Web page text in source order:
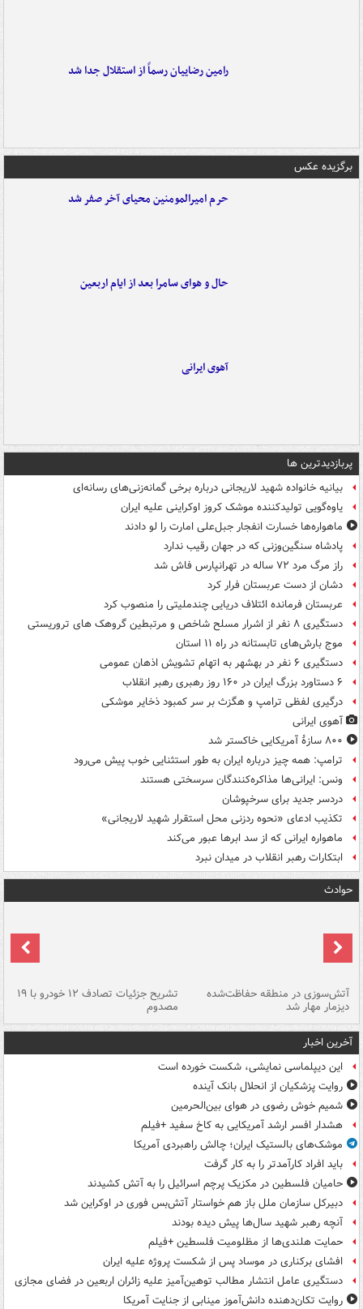
رامین رضاییان رسماً از استقلال جدا شد
برگزیده عکس
حرم امیرالمومنین محیای آخر صفر شد
حال و هوای سامرا بعد از ایام اربعین
آهوی ایرانی
پربازدیدترین ها
بیانیه خانواده شهید لاریجانی درباره برخی گمانه‌زنی‌های رسانه‌ای
یاوه‌گویی تولیدکننده موشک کروز اوکراینی علیه ایران
ماهواره‌ها خسارت انفجار جبل‌علی امارت را لو دادند
پادشاه سنگین‌وزنی که در جهان رقیب ندارد
راز مرگ مرد ۷۲ ساله در تهرانپارس فاش شد
دشان از دست عربستان فرار کرد
عربستان فرمانده ائتلاف دریایی چندملیتی را منصوب کرد
دستگیری ۸ نفر از اشرار مسلح شاخص و مرتبطین گروهک های تروریستی
موج بارش‌های تابستانه در راه ۱۱ استان
دستگیری ۶ نفر در بهشهر به اتهام تشویش اذهان عمومی
۶ دستاورد بزرگ ایران در ۱۶۰ روز رهبری رهبر انقلاب
درگیری لفظی ترامپ و هگزث بر سر کمبود ذخایر موشکی
آهوی ایرانی
۸۰۰ سازۀ آمریکایی خاکستر شد
ترامپ: همه چیز درباره ایران به طور استثنایی خوب پیش می‌رود
ونس: ایرانی‌ها مذاکره‌کنندگان سرسختی هستند
دردسر جدید برای سرخپوشان
تکذیب ادعای «نحوه ردزنی محل استقرار شهید لاریجانی»
ماهواره ایرانی که از سد ابرها عبور می‌کند
ابتکارات رهبر انقلاب در میدان نبرد
حوادث
آتش‌سوزی در منطقه حفاظت‌شده
دیزمار مهار شد
تشریح جزئیات تصادف ۱۲ خودرو با ۱۹
مصدوم
آخرین اخبار
این دیپلماسی نمایشی، شکست خورده است
روایت پزشکیان از انحلال بانک آینده
شمیم خوش رضوی در هوای بین‌الحرمین
هشدار افسر ارشد آمریکایی به کاخ سفید +فیلم
موشک‌های بالستیک ایران؛ چالش راهبردی آمریکا
باید افراد کارآمدتر را به کار گرفت
حامیان فلسطین در مکزیک پرچم اسرائیل را به آتش کشیدند
دبیرکل سازمان ملل باز هم خواستار آتش‌بس فوری در اوکراین شد
آنچه رهبر شهید سال‌ها پیش دیده بودند
حمایت هلندی‌ها از مظلومیت فلسطین +فیلم
افشای برکناری در موساد پس از شکست پروژه علیه ایران
دستگیری عامل انتشار مطالب توهین‌آمیز علیه زائران اربعین در فضای مجازی
روایت تکان‌دهنده دانش‌آموز مینابی از جنایت آمریکا